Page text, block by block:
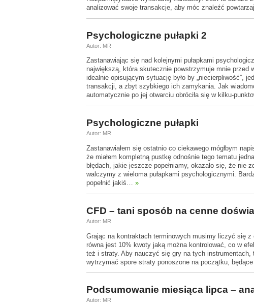
analizować swoje transakcje, aby móc znaleźć
Psychologiczne pułapki 2
Autor: MR
Zastanawiając się nad kolejnymi pułapkami
największą, która skutecznie powstrzymuje mnie przed
idealnie opisującym sytuację było by „niecierpliwość”,
transakcji, a zbyt szybkiego ich zamykania. Jak
automatycznie po jej otwarciu obróciła się w kilku-
Psychologiczne pułapki
Autor: MR
Zastanawiałem się ostatnio co ciekawego mógłbym
że miałem kompletną pustkę odnośnie tego tematu
błędach, jakie jeszcze popełniamy, okazało się, że nie
walczymy z wieloma pułapkami psychologicznymi.
popełnić jakiś…
»
CFD – tani sposób na cenne
Autor: MR
Grając na kontraktach terminowych musimy liczyć się
równa jest 10% kwoty jaką można kontrolować, co w
też i straty. Aby nauczyć się gry na tych instrumentach,
wytrzymać spore straty ponoszone na początku,
Podsumowanie miesiąca lipca –
Autor: MR